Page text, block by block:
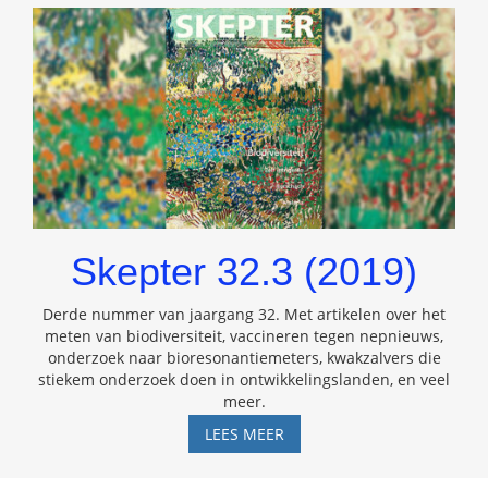
Skepter 32.3 (2019)
Derde nummer van jaargang 32. Met artikelen over het
meten van biodiversiteit, vaccineren tegen nepnieuws,
onderzoek naar bioresonantiemeters, kwakzalvers die
stiekem onderzoek doen in ontwikkelingslanden, en veel
meer.
LEES MEERSKEPTER
32.3